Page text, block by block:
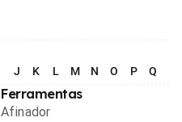
J K L M N O P Q
Ferramentas
Afinador